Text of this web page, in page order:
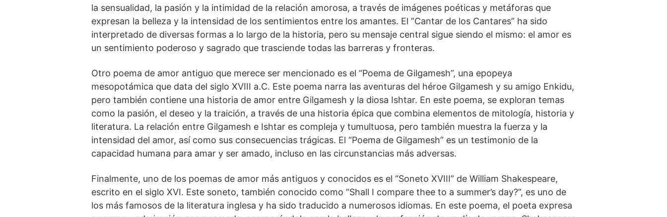
la sensualidad, la​ pasión ‌y la intimidad de la relación amorosa, a través de imágenes poéticas y metáforas que
expresan la belleza y la ​intensidad de los ⁢sentimientos entre los amantes. El ‌”Cantar de los Cantares” ha ‍sido
interpretado de diversas formas a lo largo de la historia, pero su mensaje central sigue siendo el mismo: el amor es
un ‌sentimiento‌ poderoso y sagrado que trasciende todas las barreras y fronteras.
Otro poema de amor antiguo que merece ser mencionado es el “Poema de Gilgamesh”, una epopeya
mesopotámica que data del siglo⁢ XVIII a.C. Este ‍poema narra las aventuras del héroe Gilgamesh y su amigo Enkidu,
pero también ‍contiene una historia de amor entre Gilgamesh y la diosa ‌Ishtar. En este poema, se exploran temas
como la pasión, el deseo y ‌la traición, a ⁤través de una historia épica que combina elementos de⁢ mitología, historia y
literatura. La relación entre Gilgamesh e Ishtar es compleja y tumultuosa, pero también muestra la fuerza y la
intensidad del amor, así como sus consecuencias trágicas. El “Poema de Gilgamesh” es un testimonio de la
capacidad humana para amar y ser amado, incluso en⁣ las circunstancias más adversas.
Finalmente, uno de los poemas de amor más antiguos y⁤ conocidos es el “Soneto ‌XVIII”​ de William Shakespeare,
escrito en el siglo XVI. Este soneto, también conocido como “Shall I compare thee to a summer’s day?”, es uno de
los más famosos de la literatura inglesa‍ y ha sido traducido a⁤ numerosos idiomas.⁤ En este poema, el⁤ poeta expresa